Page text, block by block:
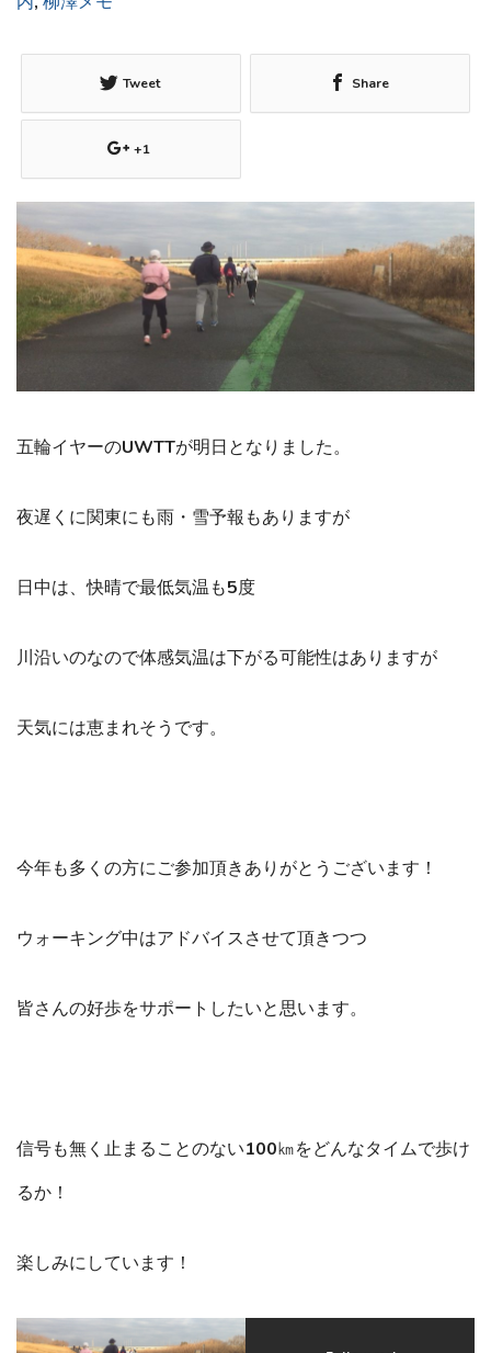
Tweet Share
+1
五輪イヤーのUWTTが明日となりました。
夜遅くに関東にも雨・雪予報もありますが
日中は、快晴で最低気温も5度
川沿いのなので体感気温は下がる可能性はありますが
天気には恵まれそうです。
今年も多くの方にご参加頂きありがとうございます！
ウォーキング中はアドバイスさせて頂きつつ
皆さんの好歩をサポートしたいと思います。
信号も無く止まることのない100㎞をどんなタイムで歩け
るか！
楽しみにしています！